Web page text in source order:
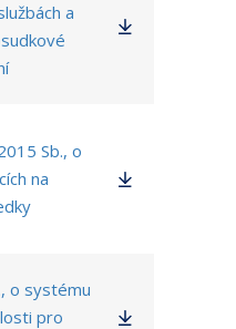
a
Sb., o
na
o systému
pro